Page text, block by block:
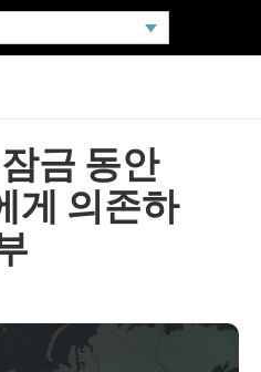
금 동안
게 의존하